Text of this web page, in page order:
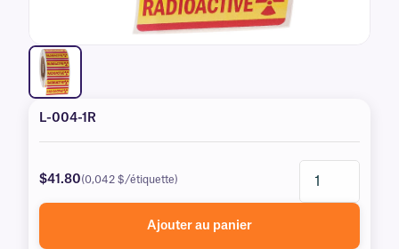
L-004-1R
$41.80(0,042 $/étiquette)
Ajouter au panier